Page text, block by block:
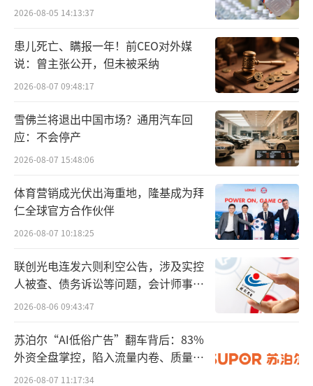
换到线上平台，道理也是相通的。店铺装
修、商品详情页排版、产品展示顺序，其实就
是线上版的“货架陈列”，目的都是吸引目
光，留住顾客停留浏览。
而货品，就是这套模式里最小的经营单
位。
这里也简单区分下经营和运营：经营直面
成交与收益，直接决定现金流好坏；运营不直
接产生利润，核心是优化各个环节，为成交铺
路。
一句话总结，经营管赚钱，运营管效率，
线上线下皆是如此。早年电商能快速崛起，说
白了，就是把线下的货品展示搬到了线上，依
靠信息差赚取利润。
时代不断向前，人群时代悄然到来，彻底
2026-08-05 14:13:37
患儿死亡、瞒报一年！前CEO对外媒
说：曾主张公开，但未被采纳
2026-08-07 09:48:17
雪佛兰将退出中国市场？通用汽车回
应：不会停产
2026-08-07 15:48:06
体育营销成光伏出海重地，隆基成为拜
仁全球官方合作伙伴
2026-08-07 10:18:25
联创光电连发六则利空公告，涉及实控
人被查、债务诉讼等问题，会计师事务
所曾出具“保留意见”
2026-08-06 09:43:47
苏泊尔“AI低俗广告”翻车背后：83%
外资全盘掌控，陷入流量内卷、质量频
发的负循环
2026-08-07 11:17:34